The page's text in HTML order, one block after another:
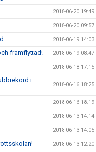
2018-06-20 19:49
2018-06-20 09:57
2018-06-19 14:03
framflyttad! 2018-06-19 08:47
2018-06-18 17:15
i
2018-06-16 18:25
2018-06-16 18:19
2018-06-13 14:14
2018-06-13 14:05
2018-06-13 12:20